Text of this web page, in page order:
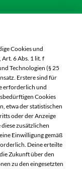
29
Uhr
Uhr
Uhr
Cookies und
6 Abs. 1 lit. f
Technologien (§ 25
Erstere sind für
erforderlich und
Cookies
etwa der statistischen
oder der Anzeige
zusätzlichen
Einwilligung gemäß
Deine erteilte
Zukunft über den
zu den eingesetzten